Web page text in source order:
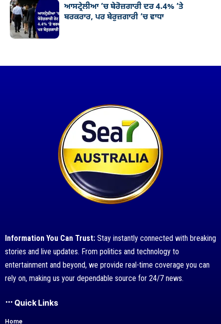
ਆਸਟ੍ਰੇਲੀਆ ’ਚ ਬੇਰੋਜ਼ਗਾਰੀ ਦਰ 4.4% ’ਤੇ
ਬਰਕਰਾਰ, ਪਰ ਬੇਰੁਜ਼ਗਾਰੀ ’ਚ ਵਾਧਾ
Information You Can Trust: Stay instantly connected with breaking
stories and live updates. From politics and technology to
entertainment and beyond, we provide real-time coverage you can
rely on, making us your dependable source for 24/7 news.
Quick Links
Home